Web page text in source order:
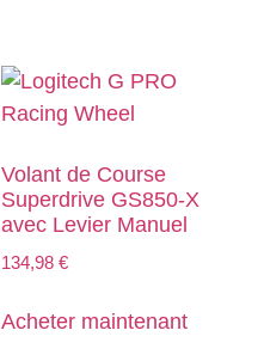
Volant de Course
Superdrive GS850-X
avec Levier Manuel
134,98 €
Acheter maintenant